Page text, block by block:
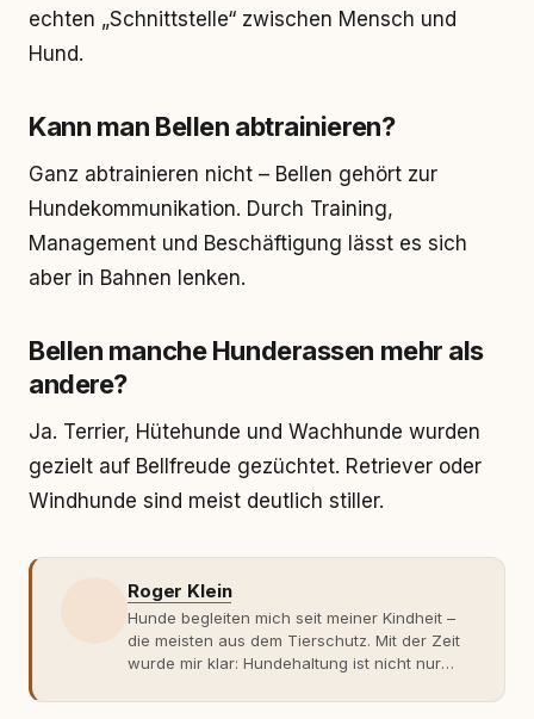
echten „Schnittstelle“ zwischen Mensch und
Hund.
Kann man Bellen abtrainieren?
Ganz abtrainieren nicht – Bellen gehört zur
Hundekommunikation. Durch Training,
Management und Beschäftigung lässt es sich
aber in Bahnen lenken.
Bellen manche Hunderassen mehr als
andere?
Ja. Terrier, Hütehunde und Wachhunde wurden
gezielt auf Bellfreude gezüchtet. Retriever oder
Windhunde sind meist deutlich stiller.
Roger Klein
Hunde begleiten mich seit meiner Kindheit –
die meisten aus dem Tierschutz. Mit der Zeit
wurde mir klar: Hundehaltung ist nicht nur
Fachwissen. Der Wendepunkt kam mit meinem